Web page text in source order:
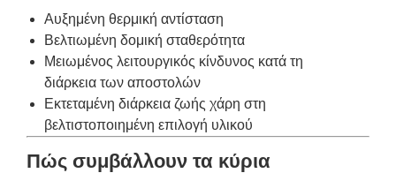
Αυξημένη θερμική αντίσταση
Βελτιωμένη δομική σταθερότητα
Μειωμένος λειτουργικός κίνδυνος κατά τη
διάρκεια των αποστολών
Εκτεταμένη διάρκεια ζωής χάρη στη
βελτιστοποιημένη επιλογή υλικού
Πώς συμβάλλουν τα κύρια